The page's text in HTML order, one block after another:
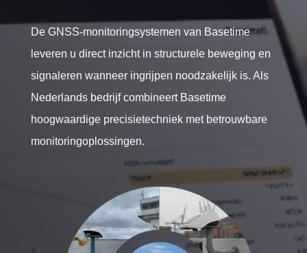
De GNSS-monitoringsystemen van Basetime
leveren u direct inzicht in structurele beweging en
signaleren wanneer ingrijpen noodzakelijk is. Als
Nederlands bedrijf combineert Basetime
hoogwaardige precisietechniek met betrouwbare
monitoringoplossingen.